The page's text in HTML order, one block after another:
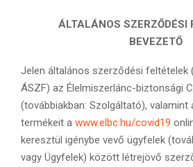
ÁLTALÁNOS SZERZŐDÉSI
BEVEZETŐ
Jelen általános szerződési feltételek
ÁSZF) az Élelmiszerlánc-biztonsági
(továbbiakban: Szolgáltató), valamint
termékeit a www.elbc.hu/covid19
keresztül igénybe vevő ügyfelek
vagy Ügyfelek) között létrejövő